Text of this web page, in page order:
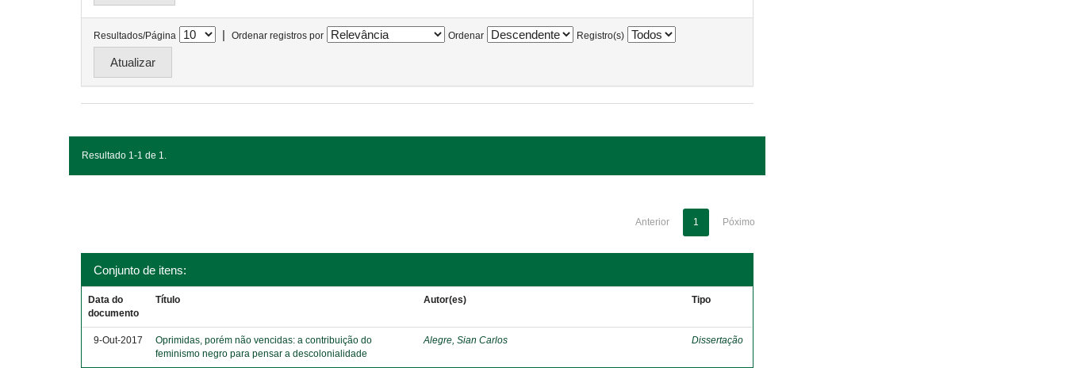
Resultados/Página | Ordenar registros por Ordenar Registro(s)
Resultado 1-1 de 1.
Anterior 1 Póximo
Conjunto de itens:
Data do
documento
Título Autor(es) Tipo
9-Out-2017
Oprimidas, porém não vencidas: a contribuição do
feminismo negro para pensar a descolonialidade
Alegre, Sian Carlos Dissertação